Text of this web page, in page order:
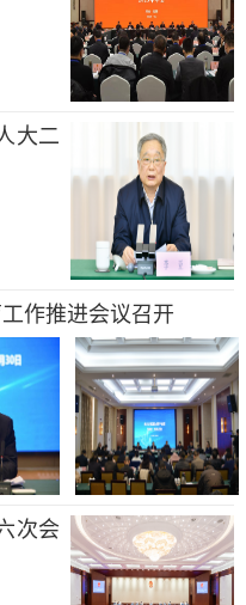
大二
作推进会议召开
次会